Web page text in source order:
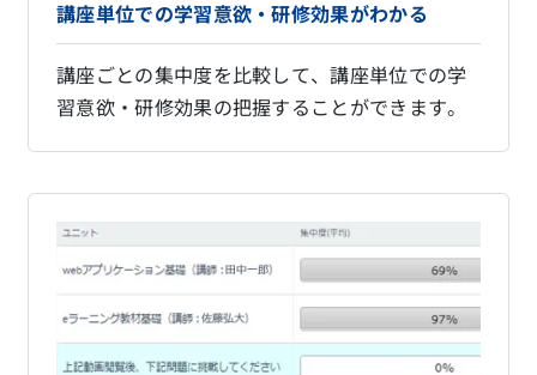
講座単位での学習意欲・研修効果がわかる
講座ごとの集中度を比較して、講座単位での学
習意欲・研修効果の把握することができます。